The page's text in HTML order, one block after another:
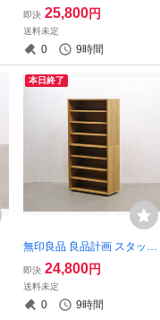
ングキャビネット ワイド オ
ーク 収納 本棚 ラック 2/北欧
ウニコアクタスIDC 5.14/RE
T05031
即決 25,800円
送料未定
0 9時間
本日終了
無印良品 良品計画 スタッキ
ングキャビネット ワイド オ
ーク 収納 本棚 ラック 1/北欧
ウニコアクタスIDC/RET050
31
即決 24,800円
送料未定
0 9時間